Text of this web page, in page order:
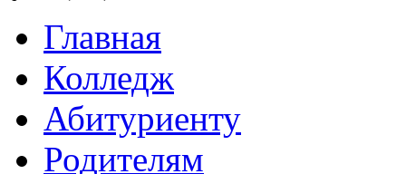
Главная
Колледж
Абитуриенту
Родителям